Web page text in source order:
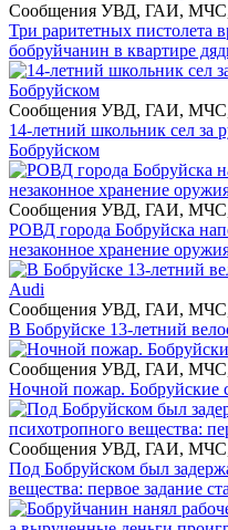
Сообщения УВД, ГАИ,
Три раритетных пистолета
бобруйчанин в квартире
Сообщения УВД, ГАИ,
14-летний школьник сел за
Бобруйском
Сообщения УВД, ГАИ,
РОВД города Бобруйска
незаконное хранение
Сообщения УВД, ГАИ,
В Бобруйске 13-летний
Сообщения УВД, ГАИ,
Ночной пожар. Бобруйские
Сообщения УВД, ГАИ,
Под Бобруйском был
вещества: первое задание